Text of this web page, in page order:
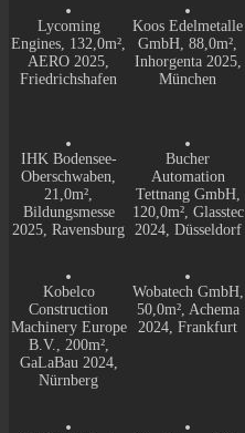
Lycoming
Engines, 132,0m²,
AERO 2025,
Friedrichshafen
Koos Edelmetalle
GmbH, 88,0m²,
Inhorgenta 2025,
München
IHK Bodensee-
Oberschwaben,
21,0m²,
Bildungsmesse
2025, Ravensburg
Bucher
Automation
Tettnang GmbH,
120,0m², Glasstec
2024, Düsseldorf
Kobelco
Construction
Machinery Europe
B.V., 200m²,
GaLaBau 2024,
Nürnberg
Wobatech GmbH,
50,0m², Achema
2024, Frankfurt